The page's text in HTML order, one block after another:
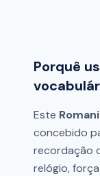
Porquê
Este
concebido
recordação
relógio,